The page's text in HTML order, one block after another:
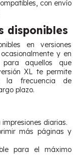
con envío
disponibles
en versiones
y en
aquellos que
XL te permite
la frecuencia de
plazo.
diarias.
más páginas y
para el máximo